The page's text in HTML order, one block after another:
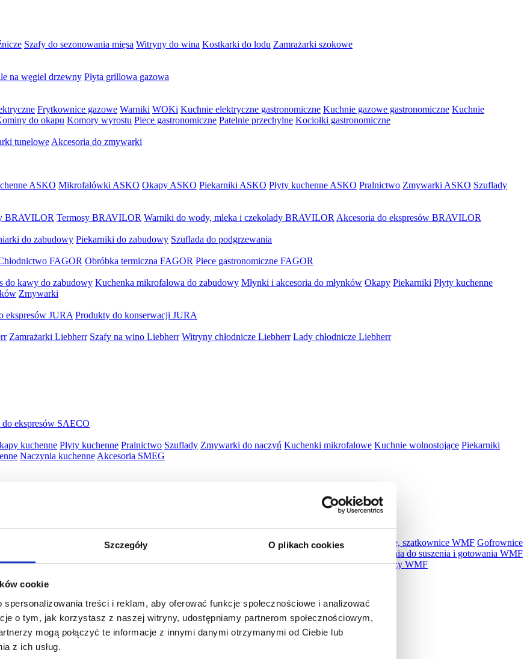
Szczegóły O plikach cookies
cookie
treści i reklam, aby oferować funkcje społecznościowe i analizować
o tym, jak korzystasz z naszej witryny, udostępniamy partnerom społecznościowym,
mogą połączyć te informacje z innymi danymi otrzymanymi od Ciebie lub
z ich usług.
Szafy do sezonowania mięsa Witryny do wina Kostkarki do lodu Zamrażarki szokowe
na węgiel drzewny Płyta grillowa gazowa
Frytkownice gazowe Warniki WOKi Kuchnie elektryczne gastronomiczne Kuchnie gazowe gastronomiczne Kuchnie
do okapu Komory wyrostu Piece gastronomiczne Patelnie przechylne Kociołki gastronomiczne
tunelowe Akcesoria do zmywarki
ASKO Mikrofalówki ASKO Okapy ASKO Piekarniki ASKO Płyty kuchenne ASKO Pralnictwo Zmywarki ASKO Szuflady
BRAVILOR Termosy BRAVILOR Warniki do wody, mleka i czekolady BRAVILOR Akcesoria do ekspresów BRAVILOR
do zabudowy Piekarniki do zabudowy Szuflada do podgrzewania
FAGOR Obróbka termiczna FAGOR Piece gastronomiczne FAGOR
do kawy do zabudowy Kuchenka mikrofalowa do zabudowy Młynki i akcesoria do młynków Okapy Piekarniki Płyty kuchenne
Zmywarki
ekspresów JURA Produkty do konserwacji JURA
Zamrażarki Liebherr Szafy na wino Liebherr Witryny chłodnicze Liebherr Lady chłodnicze Liebherr
do ekspresów SAECO
kuchenne Płyty kuchenne Pralnictwo Szuflady Zmywarki do naczyń Kuchenki mikrofalowe Kuchnie wolnostojące Piekarniki
Naczynia kuchenne Akcesoria SMEG
Wyciskarki WMF Roboty kuchenne, miksery WMF Krajalnice, szatkownice WMF Gofrownice
Młynki do kawy WMF Płyty indukcyjne WMF
Urządzenia do suszenia i gotowania WMF
Naleśnikarki WMF Spieniacze do mleka WMF Płyty snack master WMFAkcesoria WMF Zestawy noży WMF